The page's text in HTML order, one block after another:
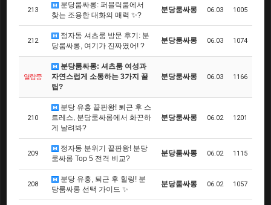
213
분당룸싸롱: 퍼블릭룸에서
찾는 조용한 대화의 매력 ✨?
분당룸싸롱 06.03 1005
212
정자동 셔츠룸 방문 후기: 분
당룸싸롱, 여기가 진짜였어! ?
분당룸싸롱 06.03 1074
열람중
분당룸싸롱: 셔츠룸 여성과
자연스럽게 소통하는 3가지 꿀
팁?
분당룸싸롱 06.03 1166
210
분당 유흥 끝판왕! 퇴근 후 스
트레스, 분당룸싸롱에서 화끈하
게 날려봐?
분당룸싸롱 06.02 1201
209
정자동 분위기 끝판왕! 분당
룸싸롱 Top 5 전격 비교?
분당룸싸롱 06.02 1115
208
분당 유흥, 퇴근 후 힐링! 분
당룸싸롱 선택 가이드 ✨
분당룸싸롱 06.02 1057